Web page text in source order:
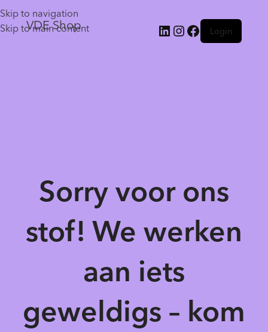
Skip to navigation
Skip to main content
VDE Shop Login
Sorry voor ons
stof! We werken
aan iets
geweldigs – kom